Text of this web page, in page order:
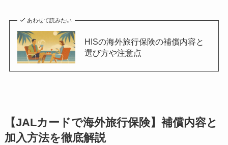
あわせて読みたい
HISの海外旅行保険の補償内容と
選び方や注意点
【JALカードで海外旅行保険】補償内容と
加入方法を徹底解説